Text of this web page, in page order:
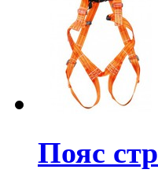
Пояс